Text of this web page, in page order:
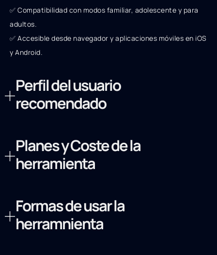
✅ Compatibilidad con modos familiar, adolescente y para
adultos.
✅ Accesible desde navegador y aplicaciones móviles en iOS
y Android.
Perfil del usuario
recomendado
Planes y Coste de la
herramienta
Formas de usar la
herramnienta